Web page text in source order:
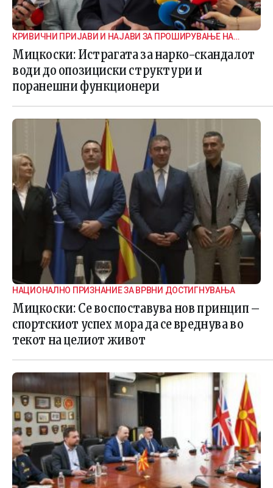
КРИВИЧНИ ПРИЈАВИ И НАЈАВИ ЗА ПРОШИРУВАЊЕ НА
ИСТРАГАТА
Мицкоски: Истрагата за нарко-скандалот
води до опозициски структури и
поранешни функционери
НАЦИОНАЛНО ПРИЗНАНИЕ ЗА ВРВНИ ДОСТИГНУВАЊА
Мицкоски: Се воспоставува нов принцип –
спортскиот успех мора да се вреднува во
текот на целиот живот